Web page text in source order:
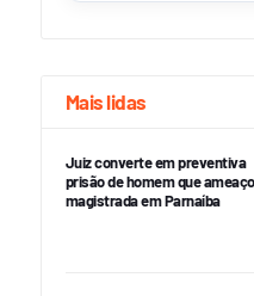
Mais lidas
Juiz converte em preventiva
prisão de homem que
magistrada em Parnaíba